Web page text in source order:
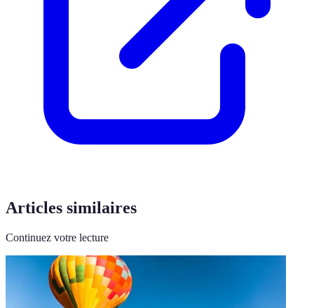
Articles similaires
Continuez votre lecture